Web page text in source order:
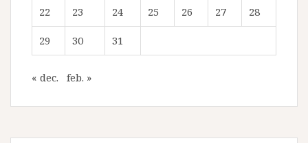
22 23 24 25 26 27 28
29 30 31
« dec. feb. »